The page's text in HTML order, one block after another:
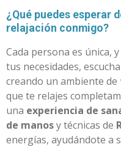
¿Qué puedes esperar
relajación conmigo?
Cada persona es única,
tus necesidades,
creando un ambiente de
que te relajes
una experiencia de
de manosy técnicas de
energías, ayudándote a